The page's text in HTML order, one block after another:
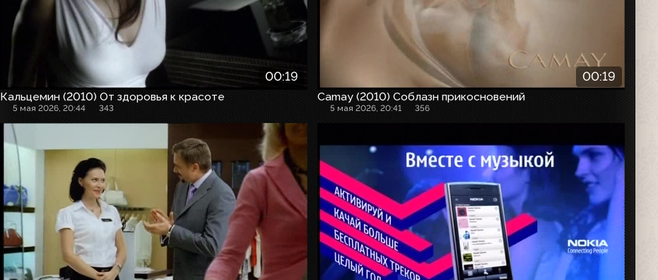
00:19
Кальцемин (2010) От здоровья к красоте
5 мая 2026, 20:44 343
00:19
Camay (2010) Соблазн прикосновений
5 мая 2026, 20:41 356